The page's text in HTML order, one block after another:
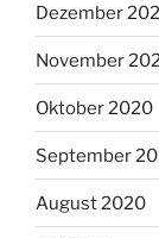
Dezember
November
Oktober 2020
September
August 2020